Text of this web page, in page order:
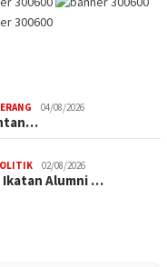
04/08/2026
02/08/2026
Ikatan Alumni …